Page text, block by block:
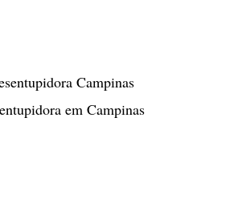
Campinas
em Campinas